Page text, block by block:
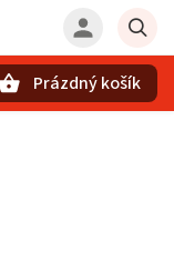
Prázdný košík